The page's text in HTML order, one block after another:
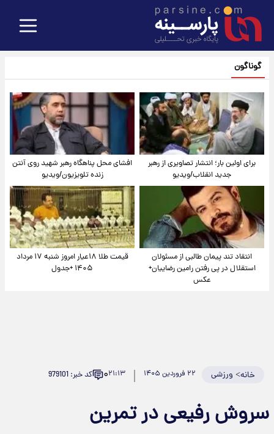
گوناگون
برای اولین بار؛ انتشار تصاویری از رهبر
جدید انقلاب/ویدیو
افشای محل پناهگاه‌ رهبر شهید روی آنتن
زنده تلویزیون/ویدیو
انتقاد تند پیمان طالبی از مسئولان
استقلال در پی رفتن رامین رضاییان+
عکس
قیمت طلا ۱۸عیار امروز شنبه ۱۷ مرداد
۱۴۰۵ +جدول
خانه> ورزشی ۲۲ فروردین ۱۴۰۵ ۲۱:۱۳۰ کد خبر: 979101
سروش رفیعی در تمرین